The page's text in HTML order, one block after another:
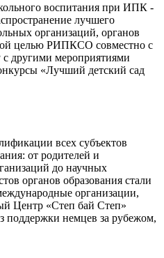
воспитания при ИПК -
лучшего
организаций, органов
целью РИПКСО совместно с
с другими мероприятиями
«Лучший детский сад
всех субъектов
от родителей и
до научных
органов образования стали
организации,
Центр «Степ бай Степ»
поддержки немцев за рубежом,